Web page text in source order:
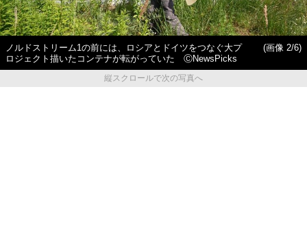
ノルドストリーム1の前には、ロシアとドイツをつなぐ大プ
ロジェクト描いたコンテナが転がっていた ⒸNewsPicks
(画像 2/6)
縦スクロールで次の写真へ